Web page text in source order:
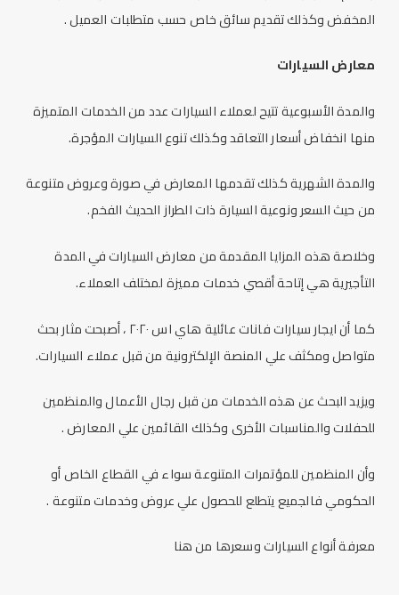
المخفض وكذلك تقديم سائق خاص حسب متطلبات العميل .
معارض السيارات
والمدة الأسبوعية تتيح لعملاء السيارات عدد من الخدمات المتميزة
منها انخفاض أسعار التعاقد وكذلك تنوع السيارات المؤجرة.
والمدة الشهرية كذلك تقدمها المعارض في صورة وعروض متنوعة
من حيث السعر ونوعية السيارة ذات الطراز الحديث الفخم.
وخلاصة هذه المزايا المقدمة منمعارض السياراتفي المدة
التأجيرية هي إتاحة أقصي خدمات مميزة لمختلف العملاء.
كما أنايجار سيارات
فانات عائلية هاي اس ٢٠٢٠ ، أصبحت مثار بحث
متواصل ومكثف علي المنصة الإلكترونية من قبل عملاء السيارات.
ويزيد البحث عن هذه الخدمات من قبل رجال الأعمال والمنظمين
للحفلات والمناسبات الأخرى وكذلك القائمين علي المعارض .
وأن المنظمين للمؤتمرات المتنوعة سواء في القطاع الخاص أو
الحكومي فالجميع يتطلع للحصول علي عروض وخدمات متنوعة .
معرفة أنواع السيارات وسعرها منهنا